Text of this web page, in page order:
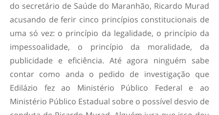
do secretário de Saúde do Maranhão, Ricardo Murad
acusando de ferir cinco princípios constitucionais de
uma só vez: o princípio da legalidade, o princípio da
impessoalidade, o princípio da moralidade, da
publicidade e eficiência. Até agora ninguém sabe
contar como anda o pedido de investigação que
Edilázio fez ao Ministério Público Federal e ao
Ministério Público Estadual sobre o possível desvio de